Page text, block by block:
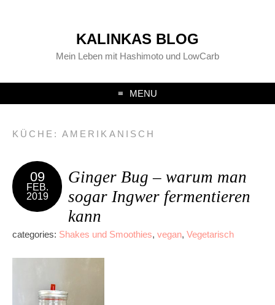
KALINKAS BLOG
Mein Leben mit Hashimoto und LowCarb
MENU
KÜCHE:AMERIKANISCH
09
FEB.
2019
Ginger Bug – warum man
sogar Ingwer fermentieren
kann
categories: Shakes und Smoothies, vegan, Vegetarisch